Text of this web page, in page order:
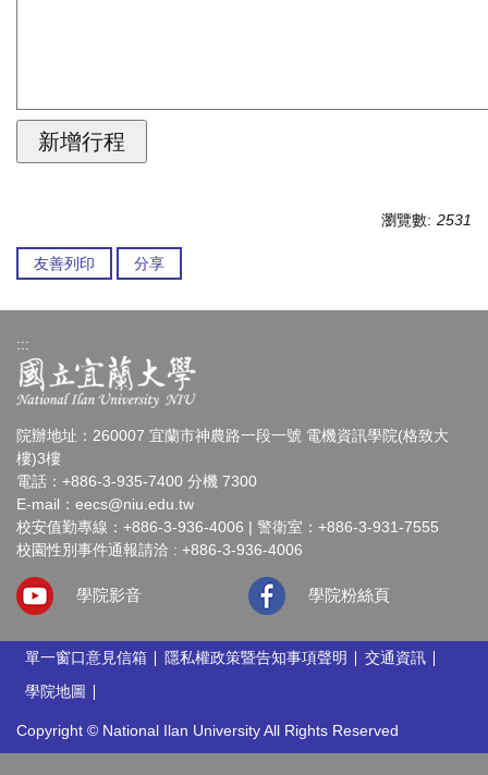
瀏覽數: 2531
友善列印 分享
:::
院辦地址：260007 宜蘭市神農路一段一號 電機資訊學院(格致大
樓)3樓
電話：+886-3-935-7400 分機 7300
E-mail： eecs@niu.edu.tw
校安值勤專線：+886-3-936-4006 | 警衛室：+886-3-931-7555
校園性別事件通報請洽 : +886-3-936-4006
學院影音 學院粉絲頁
單一窗口意見信箱 隱私權政策暨告知事項聲明
交通資訊
學院地圖
Copyright © National Ilan University All Rights Reserved